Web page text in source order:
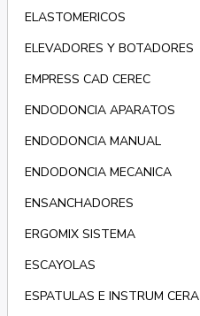
ELASTOMERICOS
ELEVADORES Y BOTADORES
EMPRESS CAD CEREC
ENDODONCIA APARATOS
ENDODONCIA MANUAL
ENDODONCIA MECANICA
ENSANCHADORES
ERGOMIX SISTEMA
ESCAYOLAS
ESPATULAS E INSTRUM CERA